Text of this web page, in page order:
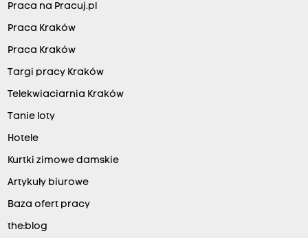
Praca na Pracuj.pl
Praca Kraków
Praca Kraków
Targi pracy Kraków
Telekwiaciarnia Kraków
Tanie loty
Hotele
Kurtki zimowe damskie
Artykuły biurowe
Baza ofert pracy
the:blog